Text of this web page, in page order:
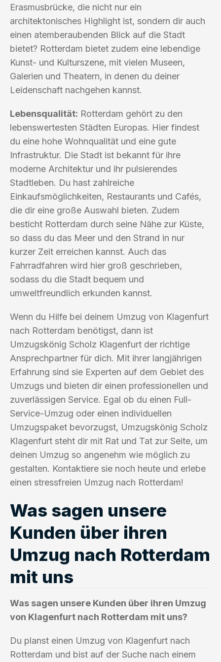
Erasmusbrücke, die nicht nur ein
architektonisches Highlight ist, sondern dir auch
einen atemberaubenden Blick auf die Stadt
bietet? Rotterdam bietet zudem eine lebendige
Kunst- und Kulturszene, mit vielen Museen,
Galerien und Theatern, in denen du deiner
Leidenschaft nachgehen kannst.
Lebensqualität: Rotterdam gehört zu den
lebenswertesten Städten Europas. Hier findest
du eine hohe Wohnqualität und eine gute
Infrastruktur. Die Stadt ist bekannt für ihre
moderne Architektur und ihr pulsierendes
Stadtleben. Du hast zahlreiche
Einkaufsmöglichkeiten, Restaurants und Cafés,
die dir eine große Auswahl bieten. Zudem
besticht Rotterdam durch seine Nähe zur Küste,
so dass du das Meer und den Strand in nur
kurzer Zeit erreichen kannst. Auch das
Fahrradfahren wird hier groß geschrieben,
sodass du die Stadt bequem und
umweltfreundlich erkunden kannst.
Wenn du Hilfe bei deinem Umzug von Klagenfurt
nach Rotterdam benötigst, dann ist
Umzugskönig Scholz Klagenfurt der richtige
Ansprechpartner für dich. Mit ihrer langjährigen
Erfahrung sind sie Experten auf dem Gebiet des
Umzugs und bieten dir einen professionellen und
zuverlässigen Service. Egal ob du einen Full-
Service-Umzug oder einen individuellen
Umzugspaket bevorzugst, Umzugskönig Scholz
Klagenfurt steht dir mit Rat und Tat zur Seite, um
deinen Umzug so angenehm wie möglich zu
gestalten. Kontaktiere sie noch heute und erlebe
einen stressfreien Umzug nach Rotterdam!
Was sagen unsere
Kunden über ihren
Umzug nach Rotterdam
mit uns
Was sagen unsere Kunden über ihren Umzug
von Klagenfurt nach Rotterdam mit uns?
Du planst einen Umzug von Klagenfurt nach
Rotterdam und bist auf der Suche nach einem